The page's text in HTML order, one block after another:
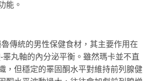
能。
傳統的男性保健食材，其主要作用在
睪丸軸的內分泌平衡。雖然瑪卡並不直
，但穩定的睪固酮水平對維持前列腺健